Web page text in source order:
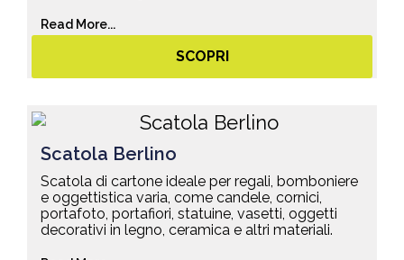
Read More...
SCOPRI
Scatola Berlino
Scatola di cartone ideale per regali, bomboniere
e oggettistica varia, come candele, cornici,
portafoto, portafiori, statuine, vasetti, oggetti
decorativi in legno, ceramica e altri materiali.